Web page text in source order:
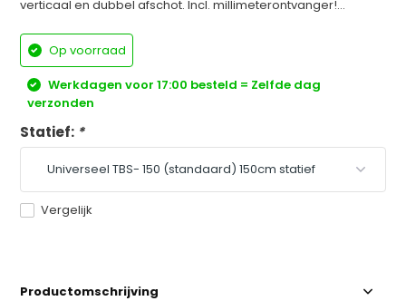
verticaal en dubbel afschot. Incl. millimeterontvanger!...
Op voorraad
Werkdagen voor 17:00 besteld = Zelfde dag
verzonden
Statief: *
Vergelijk
Productomschrijving